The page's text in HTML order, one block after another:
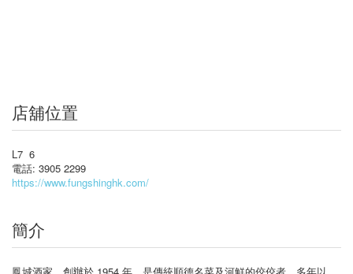
店舖位置
L7 6
電話: 3905 2299
https://www.fungshinghk.com/
簡介